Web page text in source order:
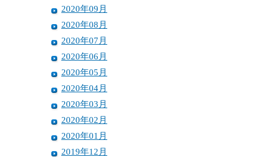
2020年09月
2020年08月
2020年07月
2020年06月
2020年05月
2020年04月
2020年03月
2020年02月
2020年01月
2019年12月